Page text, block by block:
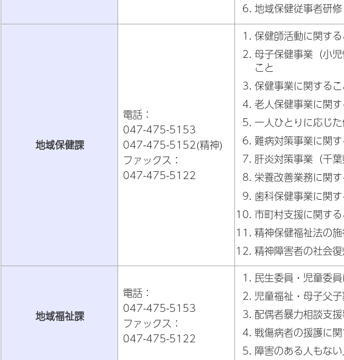
地域保健従事者研
地域保健課
電話：
047-475-5153
047-475-5152(精神)
ファックス：
047-475-5122
保健師活動に関す
母子保健事業（小
こと
保健事業に関するこ
老人保健事業に関
一人ひとりに応じ
難病対策事業に関
肝炎対策事業（千
栄養改善業務に関
歯科保健事業に関
市町村支援に関す
精神保健福祉法の
精神障害者の社会
地域福祉課
電話：
047-475-5153
ファックス：
047-475-5122
民生委員・児童委
児童福祉・母子父
配偶者暴力相談支
戦傷病者の援護に
障害のある人もな